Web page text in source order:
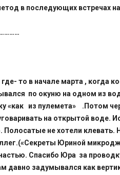
в последующих встречах
то в начале марта , когда
по окуню на одном из
«как из пулемета» .Потом
на открытой воде.
Полосатые не хотели клевать.
Юриной
Спасибо Юра за
давно задумывался как